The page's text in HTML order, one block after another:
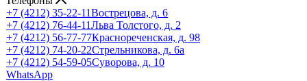
+7 (4212) 35-22-11Вострецова, д. 6
+7 (4212) 76-44-11Льва Толстого, д. 2
+7 (4212) 56-77-77Краснореченская, д. 98
+7 (4212) 74-20-22Стрельникова, д. 6а
+7 (4212) 54-59-05Суворова, д. 10
WhatsApp